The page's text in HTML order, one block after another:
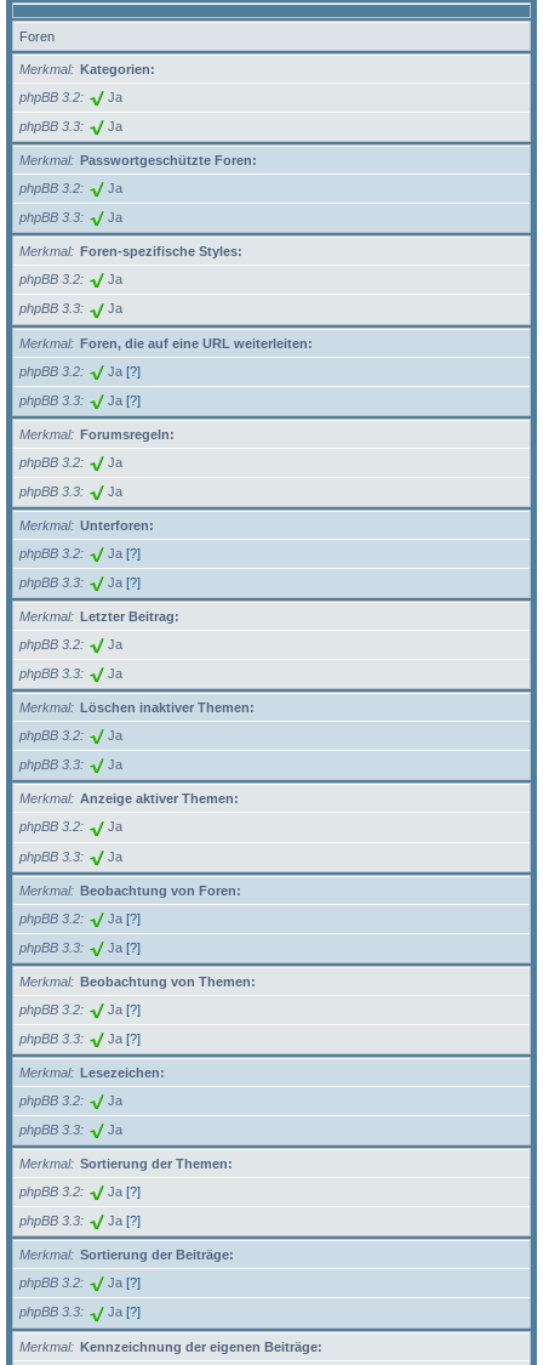
Foren
Merkmal
Kategorien:
phpBB 3.2
Ja
phpBB 3.3 Ja
Merkmal
Passwortgeschützte Foren:
phpBB 3.2
Ja
phpBB 3.3 Ja
Merkmal
Foren-spezifische Styles:
phpBB 3.2
Ja
phpBB 3.3 Ja
Merkmal
Foren, die auf eine URL weiterleiten:
phpBB 3.2
Ja [?]
phpBB 3.3 Ja [?]
Merkmal
Forumsregeln:
phpBB 3.2
Ja
phpBB 3.3 Ja
Merkmal
Unterforen:
phpBB 3.2
Ja [?]
phpBB 3.3 Ja [?]
Merkmal
Letzter Beitrag:
phpBB 3.2
Ja
phpBB 3.3 Ja
Merkmal
Löschen inaktiver Themen:
phpBB 3.2
Ja
phpBB 3.3 Ja
Merkmal
Anzeige aktiver Themen:
phpBB 3.2
Ja
phpBB 3.3 Ja
Merkmal
Beobachtung von Foren:
phpBB 3.2
Ja [?]
phpBB 3.3 Ja [?]
Merkmal
Beobachtung von Themen:
phpBB 3.2
Ja [?]
phpBB 3.3 Ja [?]
Merkmal
Lesezeichen:
phpBB 3.2
Ja
phpBB 3.3 Ja
Merkmal
Sortierung der Themen:
phpBB 3.2
Ja [?]
phpBB 3.3 Ja [?]
Merkmal
Sortierung der Beiträge:
phpBB 3.2
Ja [?]
phpBB 3.3 Ja [?]
Merkmal
Kennzeichnung der eigenen Beiträge: